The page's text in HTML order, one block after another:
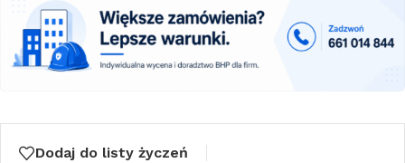
Dodaj do listy życzeń